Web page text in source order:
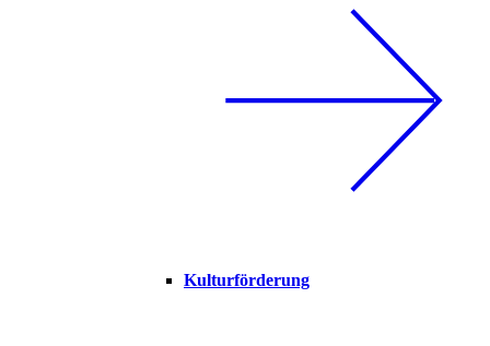
Kulturförderung